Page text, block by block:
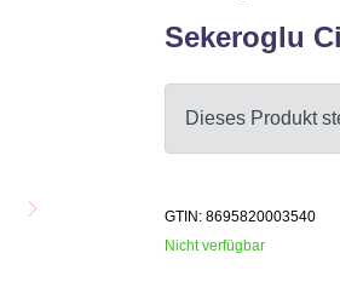
Sekeroglu
Dieses Produkt
GTIN: 8695820003540
Nicht verfügbar